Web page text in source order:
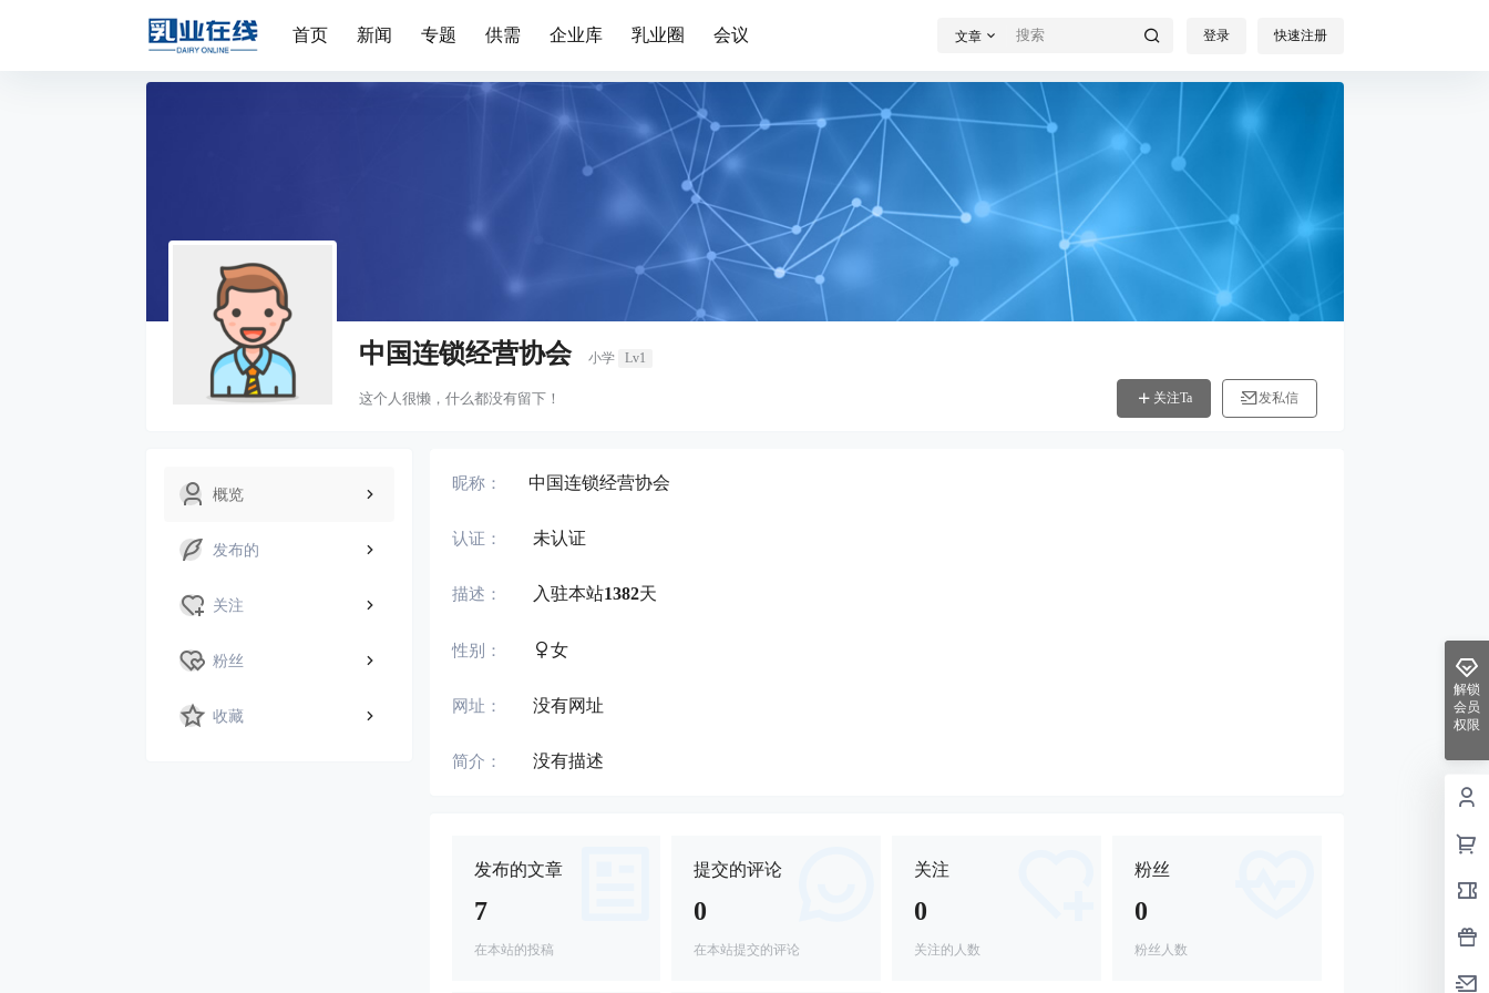
首页 新闻 专题 供需 企业库 乳业圈 会议 文章 登录 快速注册
中国连锁经营协会 小学 Lv1
这个人很懒，什么都没有留下！ 关注Ta 发私信
概览
发布的
关注
粉丝
收藏
昵称： 中国连锁经营协会
认证： 未认证
描述： 入驻本站1382天
性别： 女
网址： 没有网址
简介： 没有描述
发布的文章
7
在本站的投稿
提交的评论
0
在本站提交的评论
关注
0
关注的人数
粉丝
0
粉丝人数
解锁
会员
权限